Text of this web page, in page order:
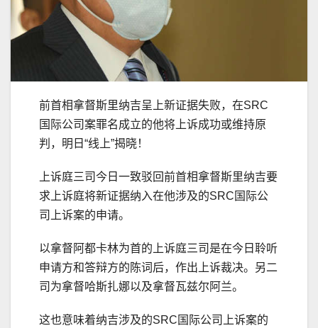
前首相拿督斯里纳吉呈上新证据失败，在SRC
国际公司案罪名成立的他将上诉成功或维持原
判，明日“线上”揭晓！
上诉庭三司今日一致驳回前首相拿督斯里纳吉要
求上诉庭将新证据纳入在他涉及的SRC国际公
司上诉案的申请。
以拿督阿都卡林为首的上诉庭三司是在今日聆听
申请方和答辩方的陈词后，作出上诉裁决。另二
司为拿督哈斯扎娜以及拿督瓦兹尔阿兰。
这也意味着纳吉涉及的SRC国际公司上诉案的